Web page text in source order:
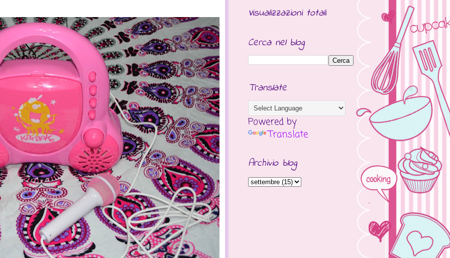
Visualizzazioni totali
Cerca nel blog
Translate
Powered by
Translate
Archivio blog